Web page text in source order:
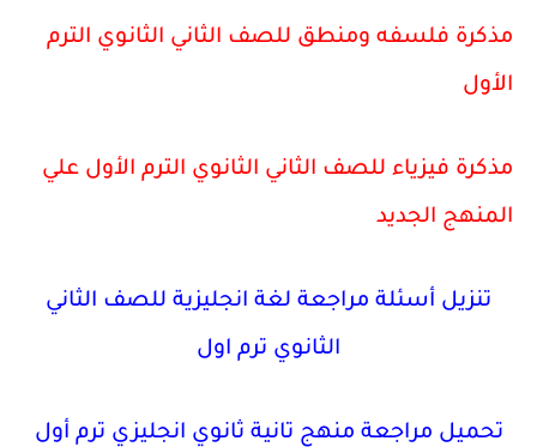
مذكرة فلسفه ومنطق للصف الثاني الثانوي الترم
الأول
مذكرة فيزياء للصف الثاني الثانوي الترم الأول علي
المنهج الجديد
تنزيل أسئلة مراجعة لغة انجليزية للصف الثاني
الثانوي ترم اول
تحميل مراجعة منهج تانية ثانوي انجليزي ترم أول